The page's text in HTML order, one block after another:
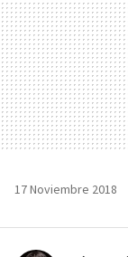
17 Noviembre 2018